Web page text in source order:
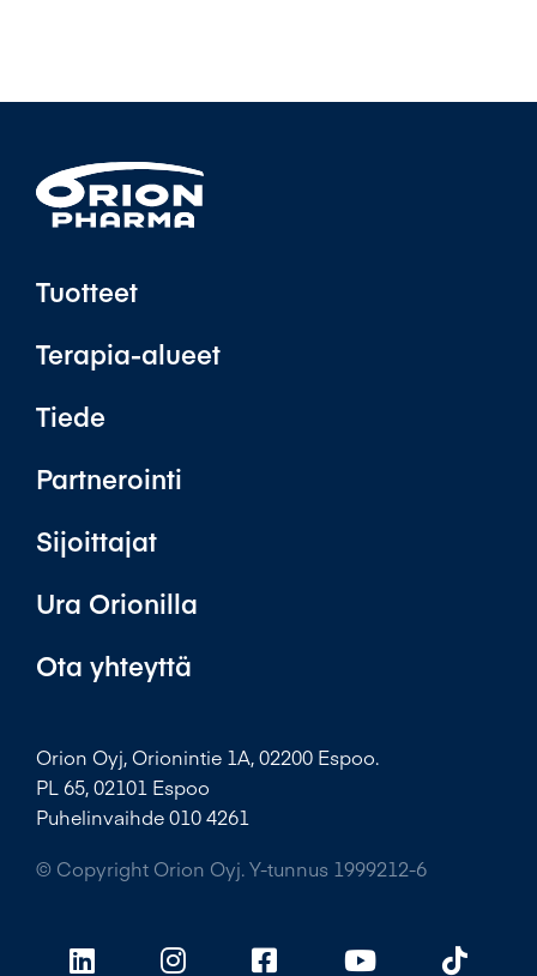
Tuotteet
Terapia-alueet
Tiede
Partnerointi
Sijoittajat
Ura Orionilla
Ota yhteyttä
Orion Oyj, Orionintie 1A, 02200 Espoo.
PL 65, 02101 Espoo
Puhelinvaihde 010 4261
© Copyright Orion Oyj. Y-tunnus 1999212-6